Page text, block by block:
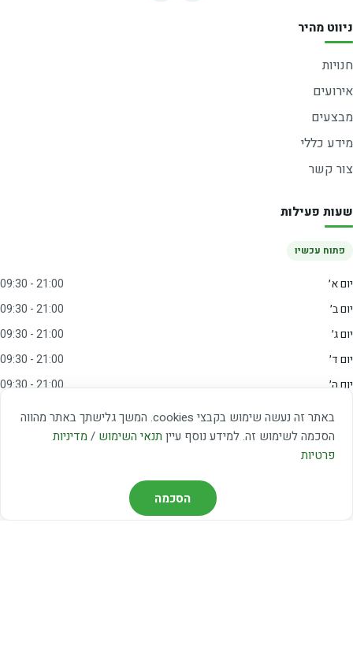
באתר זה נעשה שימוש בקבצי cookies. המשך גלישתך באתר מהווה
הסכמה לשימוש זה. למידע נוסף עיין תנאי השימוש / מדיניות
פרטיות
הסכמה
ניווט מהיר
חנויות
אירועים
מבצעים
מידע כללי
צור קשר
שעות פעילות
פתוח עכשיו
יום א׳
09:30 - 21:00
יום ב׳
09:30 - 21:00
יום ג׳
09:30 - 21:00
יום ד׳
09:30 - 21:00
יום ה׳
09:30 - 21:00
יום ו׳
09:00 - 15:00
שבת
20:00 - 23:00